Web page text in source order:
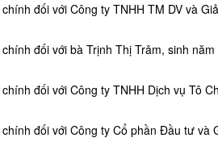
đối với Công ty TNHH TM DV và
đối với bà Trịnh Thị Trâm, sinh
đối với Công ty TNHH Dịch vụ Tô
đối với Công ty Cổ phần Đầu tư và